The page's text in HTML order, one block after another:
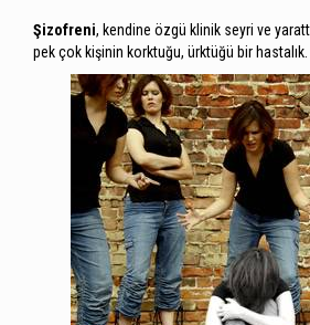
Şizofreni, kendine özgü klinik seyri ve
pek çok kişinin korktuğu, ürktüğü bir hastalık.